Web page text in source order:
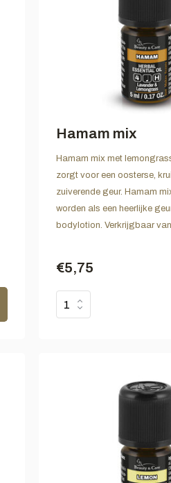
Hamam mix
Hamam mix met
zorgt voor een oosterse,
zuiverende geur. Hamam
worden als een heerlijke
bodylotion. Verkrijgbaar
€5,75